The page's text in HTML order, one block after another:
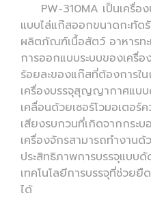
PW-310MA เป็นเครื่อ
แบบไล่แก๊สออกขนาดกะทัด
ผลิตภัณฑ์เนื้อสัตว์ อาหารท
การออกแบบระบบของเครื่
ร้อยละของแก๊สที่ต้องการใ
เครื่องบรรจุสุญญากาศแบ
เคลื่อนด้วยเซอร์โวมอเตอร์
เสียงรบกวนที่เกิดจากกระ
เครื่องจักรสามารถทำงานด้
ประสิทธิภาพการบรรจุแบบ
เทคโนโลยีการบรรจุที่ช่วย
ได้